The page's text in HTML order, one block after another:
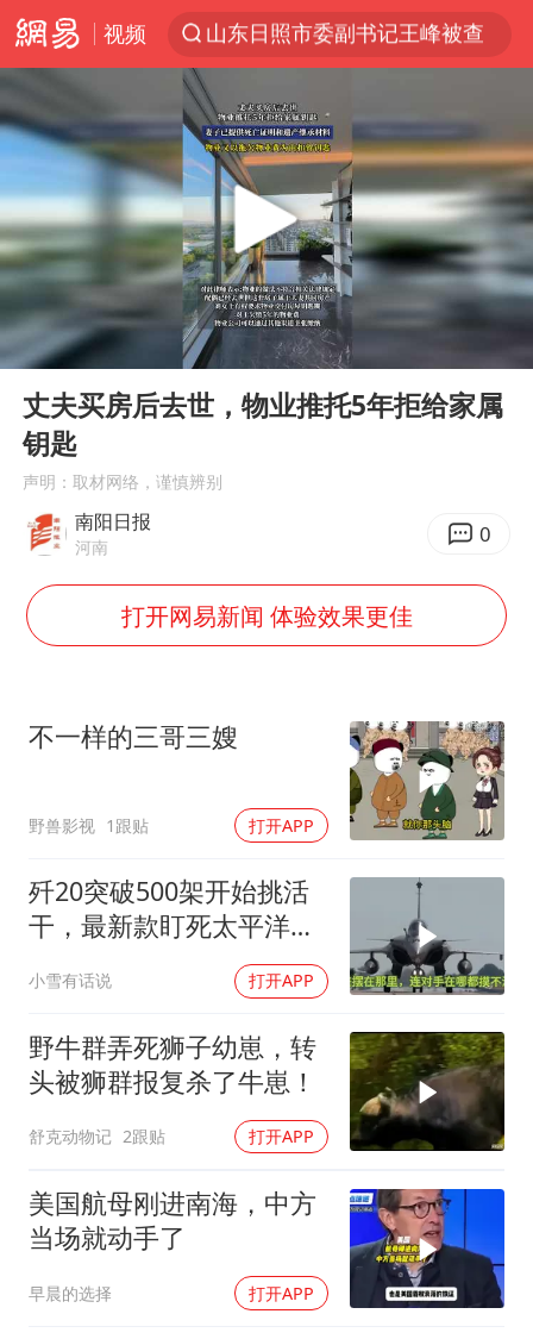
视频
探寻“技能+”促就业创业新路
维持强台风级！白海豚直奔华东沿海
美国退回1000亿美元关税
38岁山东财大教授刘海明逝世
顾客结账把钱扔地上 服务员霸气扔回
李亚鹏向地铁吐血女孩捐99999元
河南试行周五下午弹性离岗
“天津之眼”摩天轮附近2人落水
如何把百年大党建设得更加坚强有力
41岁女子为鼓励女儿考上985研究生
乘客脱鞋散发异味 司机提醒反被怼
香港殿堂级填词人黎彼得因病离世 终年76岁
弹药库存告急 美军补货难
总书记关心百姓身边这些民生大事
Play
00:00
丈夫买房后去世，物业推托5年拒给家属
钥匙
声明：取材网络，谨慎辨别
南阳日报
河南 0
打开网易新闻 体验效果更佳
不一样的三哥三嫂
野兽影视 1跟贴 打开APP
歼20突破500架开始挑活
干，最新款盯死太平洋，
旧批次西压印度足矣
小雪有话说 打开APP
野牛群弄死狮子幼崽，转
头被狮群报复杀了牛崽！
舒克动物记 2跟贴 打开APP
美国航母刚进南海，中方
当场就动手了
早晨的选择 打开APP